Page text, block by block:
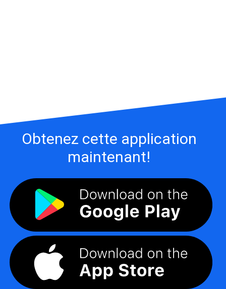
Obtenez cette application
maintenant!